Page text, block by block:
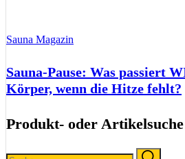
Sauna Magazin
Sauna-Pause: Was passiert
Körper, wenn die Hitze fehlt?
Produkt- oder Artikelsuche
Search